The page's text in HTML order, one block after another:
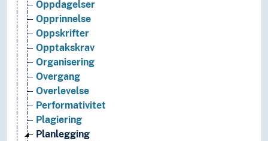
Oppdagelser
Opprinnelse
Oppskrifter
Opptakskrav
Organisering
Overgang
Overlevelse
Performativitet
Plagiering
Planlegging